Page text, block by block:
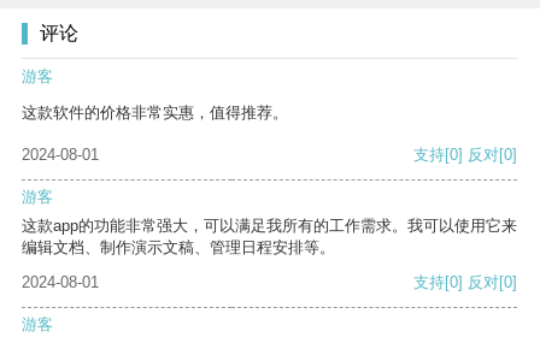
评论
游客
这款软件的价格非常实惠，值得推荐。
2024-08-01 支持[0] 反对[0]
游客
这款app的功能非常强大，可以满足我所有的工作需求。我可以使用它来
编辑文档、制作演示文稿、管理日程安排等。
2024-08-01
支持[0] 反对[0]
游客